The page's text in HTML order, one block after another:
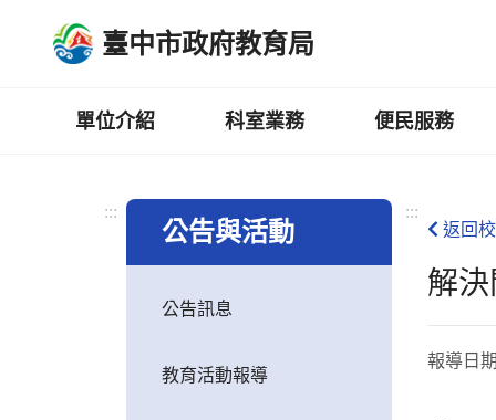
臺中市政府教育局
單位介紹 科室業務 便民服務
:::
公告與活動
公告訊息
教育活動報導
:::
返回
解決
報導日